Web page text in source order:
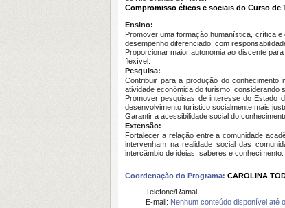
Compromisso éticos e sociais do Curso de
Ensino:
Promover uma formação humanística, crítica
desempenho diferenciado, com
Proporcionar maior autonomia ao discente
flexível.
Pesquisa:
Contribuir para a produção do
atividade econômica do turismo, considerando
Promover pesquisas de interesse do Estado
desenvolvimento turístico socialmente mais
Garantir a acessibilidade social do
Extensão:
Fortalecer a relação entre a comunidade
intervenham na realidade social das
intercâmbio de ideias, saberes e conhecimento.
Coordenação do Programa: CAROLINA
Telefone/Ramal:
E-mail: Nenhum conteúdo disponível até